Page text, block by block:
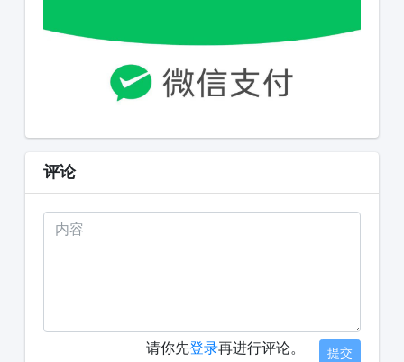
评论
请你先登录再进行评论。 提交